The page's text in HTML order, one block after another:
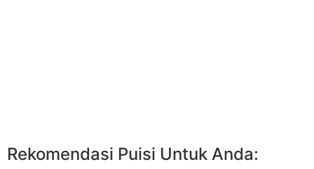
Rekomendasi Puisi Untuk Anda: